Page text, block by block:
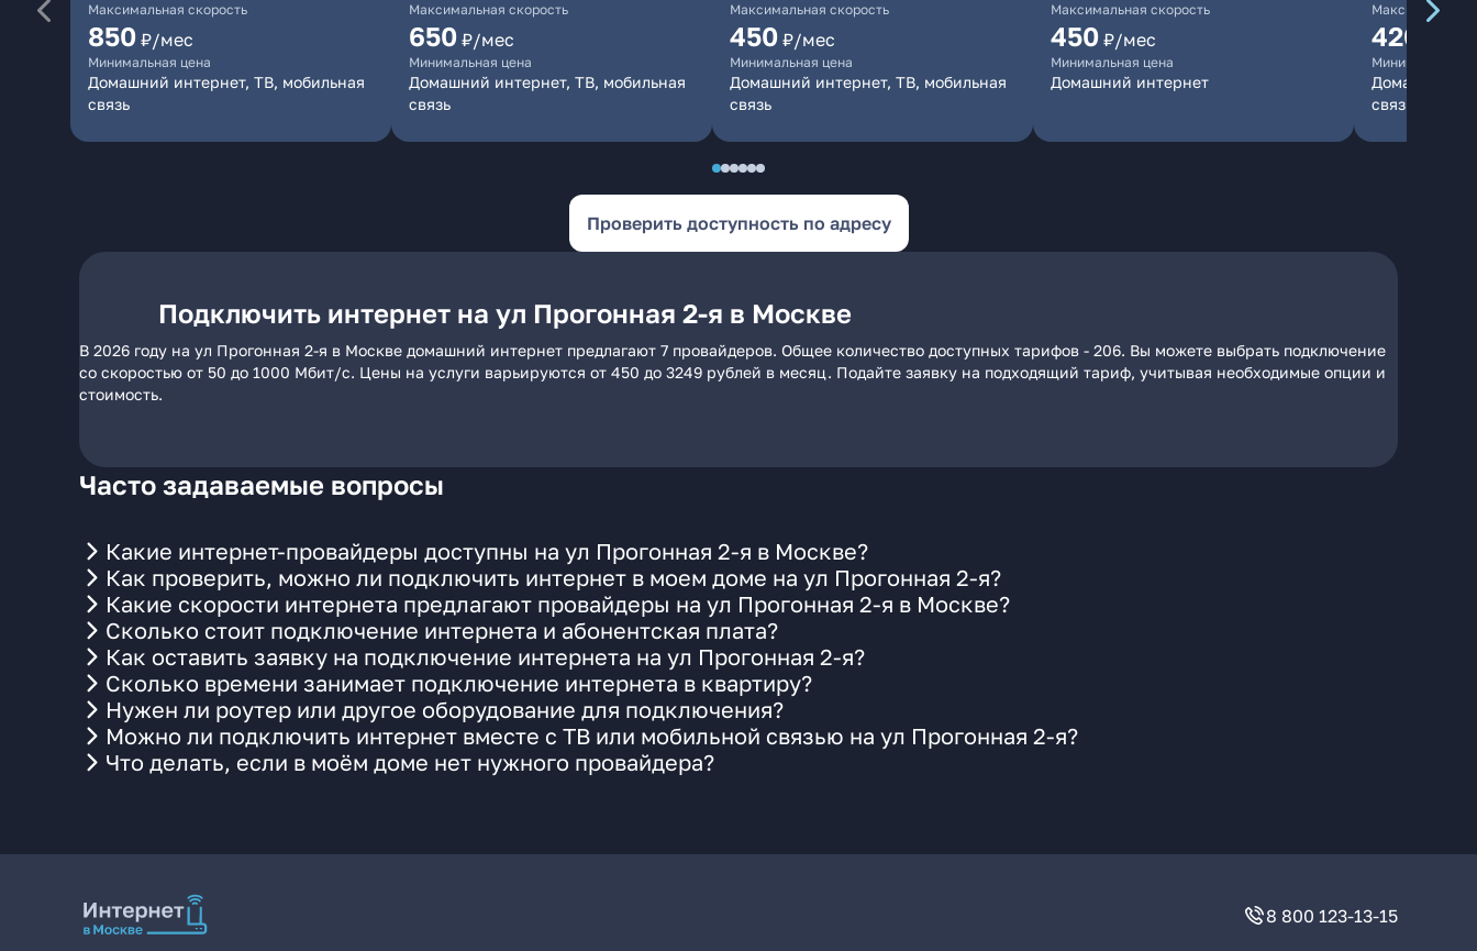
Максимальная скорость
850 ₽/мес
Минимальная цена
Домашний интернет, ТВ, мобильная
связь
Максимальная скорость
650 ₽/мес
Минимальная цена
Домашний интернет, ТВ, мобильная
связь
Максимальная скорость
450 ₽/мес
Минимальная цена
Домашний интернет, ТВ, мобильная
связь
Максимальная скорость
450 ₽/мес
Минимальная цена
Домашний интернет
Максимальная
420
Минимальная
Домашний
связь
Проверить доступность по адресу
Подключить интернет на ул Прогонная 2-я в Москве
В 2026 году на ул Прогонная 2-я в Москве домашний интернет предлагают 7 провайдеров. Общее количество доступных тарифов - 206. Вы можете выбрать подключение
со скоростью от 50 до 1000 Мбит/с. Цены на услуги варьируются от 450 до 3249 рублей в месяц. Подайте заявку на подходящий тариф, учитывая необходимые опции и
стоимость.
Часто задаваемые вопросы
Какие интернет-провайдеры доступны на ул Прогонная 2-я в Москве?
Как проверить, можно ли подключить интернет в моем доме на ул Прогонная 2-я?
Какие скорости интернета предлагают провайдеры на ул Прогонная 2-я в Москве?
Сколько стоит подключение интернета и абонентская плата?
Как оставить заявку на подключение интернета на ул Прогонная 2-я?
Сколько времени занимает подключение интернета в квартиру?
Нужен ли роутер или другое оборудование для подключения?
Можно ли подключить интернет вместе с ТВ или мобильной связью на ул Прогонная 2-я?
Что делать, если в моём доме нет нужного провайдера?
8 800 123-13-15